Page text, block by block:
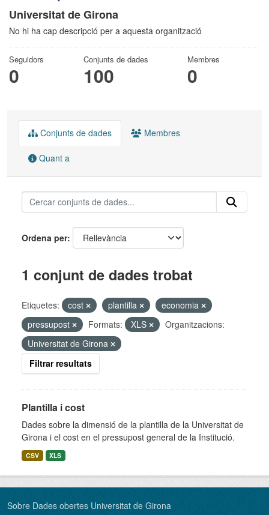
Universitat de Girona
No hi ha cap descripció per a aquesta organització
Seguidors
0
Conjunts de dades
100
Membres
0
Conjunts de dades Membres
Quant a
Ordena per
1 conjunt de dades trobat
Etiquetes: cost plantilla
economia
pressupost
Formats: XLS
Organitzacions:
Universitat de Girona
Filtrar resultats
Plantilla i cost
Dades sobre la dimensió de la plantilla de la Universitat de
Girona i el cost en el pressupost general de la Institució.
CSV XLS
Sobre Dades obertes Universitat de Girona